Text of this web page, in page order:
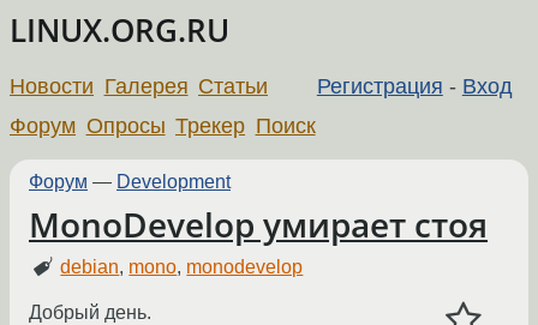
LINUX.ORG.RU
Регистрация - Вход
Новости Галерея Статьи
Форум Опросы Трекер Поиск
Форум — Development
MonoDevelop умирает стоя
debian, mono, monodevelop
Добрый день.